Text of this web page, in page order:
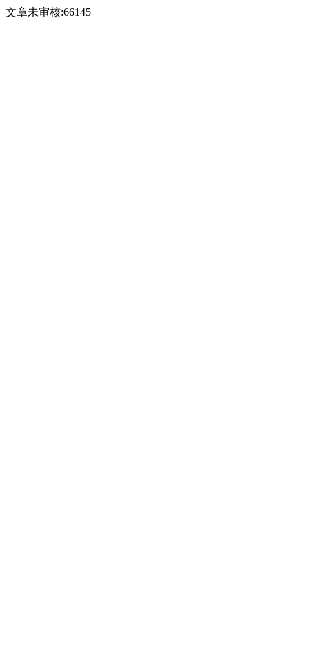
文章未审核:66145